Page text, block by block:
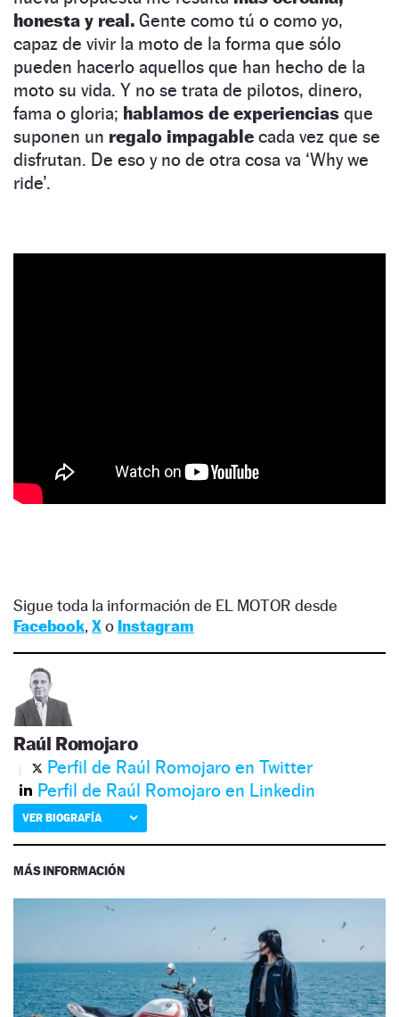
honesta y real. Gente como tú o como yo,
capaz de vivir la moto de la forma que sólo
pueden hacerlo aquellos que han hecho de la
moto su vida. Y no se trata de pilotos, dinero,
fama o gloria; hablamos de experiencias que
suponen un regalo impagable cada vez que se
disfrutan. De eso y no de otra cosa va ‘Why we
ride’.
Sigue toda la información de EL MOTOR desde
Facebook, Xo Instagram
Raúl Romojaro
Perfil de Raúl Romojaro en Twitter
Perfil de Raúl Romojaro en Linkedin
VER BIOGRAFÍA
MÁS INFORMACIÓN